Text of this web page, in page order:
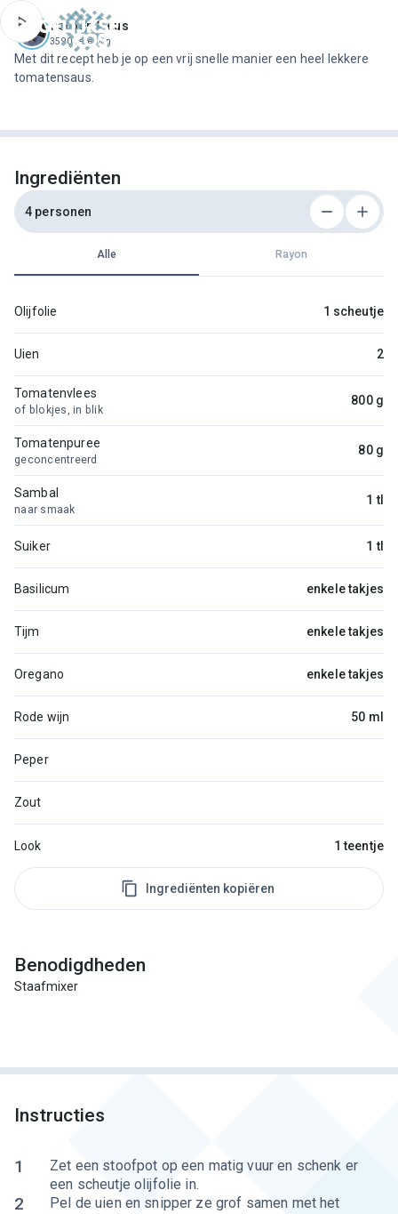
Jeroen Meus
3590 recepten
Met dit recept heb je op een vrij snelle manier een heel lekkere
tomatensaus.
Ingrediënten
4 personen
Alle Rayon
Olijfolie 1 scheutje
Uien 2
Tomatenvlees
of blokjes, in blik
800 g
Tomatenpuree
geconcentreerd
80 g
Sambal
naar smaak
1 tl
Suiker 1 tl
Basilicum enkele takjes
Tijm enkele takjes
Oregano enkele takjes
Rode wijn 50 ml
Peper
Zout
Look 1 teentje
Ingrediënten kopiëren
Benodigdheden
Staafmixer
Instructies
1
Zet een stoofpot op een matig vuur en schenk er
een scheutje olijfolie in.
2
Pel de uien en snipper ze grof samen met het